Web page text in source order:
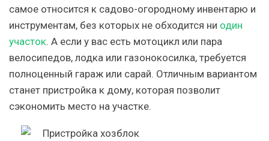
самое относится к садово-огородному инвентарю и
инструментам, без которых не обходится ни один
участок. А если у вас есть мотоцикл или пара
велосипедов, лодка или газонокосилка, требуется
полноценный гараж или сарай. Отличным вариантом
станет пристройка к дому, которая позволит
сэкономить место на участке.